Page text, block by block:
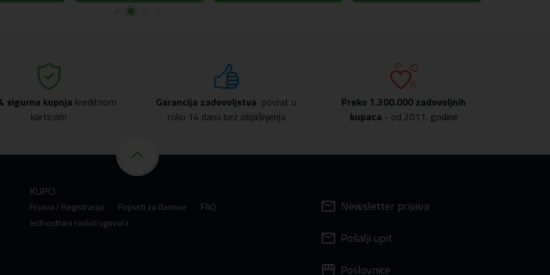
sigurna kupnja kreditnom
karticom
Garancija zadovoljstva povrat u
roku 14 dana bez objašnjenja
Preko 1.300.000 zadovoljnih
kupaca - od 2011. godine
KUPCI
Prijava / Registracija Popusti za članove
FAQ
Jednostrani raskid ugovora
Newsletter prijava
Pošalji upit
Poslovnice